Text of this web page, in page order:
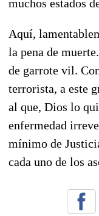
muchos estados
Aquí,
la pena de
de garrote vil.
terrorista, a este
al que, Dios lo
enfermedad
mínimo de
cada uno de los